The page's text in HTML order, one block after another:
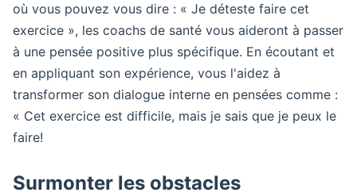
où vous pouvez vous dire : « Je déteste faire cet
exercice », les coachs de santé vous aideront à passer
à une pensée positive plus spécifique. En écoutant et
en appliquant son expérience, vous l'aidez à
transformer son dialogue interne en pensées comme :
« Cet exercice est difficile, mais je sais que je peux le
faire!
Surmonter les obstacles